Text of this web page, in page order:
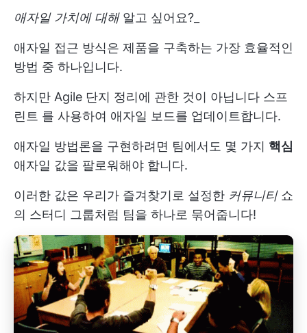
애자일 가치에 대해 알고 싶어요?_
애자일 접근 방식은 제품을 구축하는 가장 효율적인
방법 중 하나입니다.
하지만 Agile 단지 정리에 관한 것이 아닙니다 스프
린트 를 사용하여 애자일 보드를 업데이트합니다.
애자일 방법론을 구현하려면 팀에서도 몇 가지 핵심
애자일 값을 팔로워해야 합니다.
이러한 값은 우리가 즐겨찾기로 설정한 커뮤니티쇼
의 스터디 그룹처럼 팀을 하나로 묶어줍니다!